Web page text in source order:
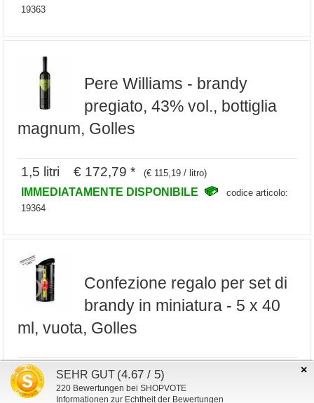
19363
Pere Williams - brandy
pregiato, 43% vol., bottiglia
magnum, Golles
1,5 litri € 172,79 * (€ 115,19 / litro)
IMMEDIATAMENTE DISPONIBILE
codice articolo:
19364
Confezione regalo per set di
brandy in miniatura - 5 x 40
ml, vuota, Golles
1 pezzo € 3,40 * (€ 3,40 / pezzo)
IMMEDIATAMENTE DISPONIBILE
×
SEHR GUT (4.67 / 5)
220 Bewertungen bei SHOPVOTE
Informationen zur Echtheit der Bewertungen